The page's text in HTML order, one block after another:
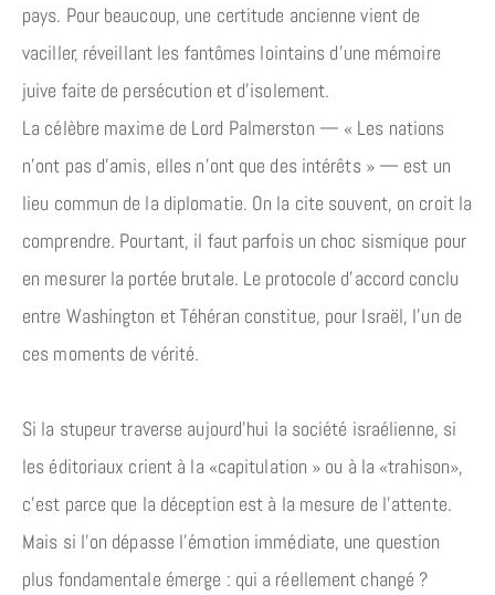
pays. Pour beaucoup, une certitude ancienne vient de
vaciller, réveillant les fantômes lointains d’une mémoire
juive faite de persécution et d’isolement.
La célèbre maxime de Lord Palmerston — « Les nations
n’ont pas d’amis, elles n’ont que des intérêts » — est un
lieu commun de la diplomatie. On la cite souvent, on croit la
comprendre. Pourtant, il faut parfois un choc sismique pour
en mesurer la portée brutale. Le protocole d’accord conclu
entre Washington et Téhéran constitue, pour Israël, l’un de
ces moments de vérité.
Si la stupeur traverse aujourd’hui la société israélienne, si
les éditoriaux crient à la «capitulation » ou à la «trahison»,
c’est parce que la déception est à la mesure de l’attente.
Mais si l’on dépasse l’émotion immédiate, une question
plus fondamentale émerge : qui a réellement changé ?